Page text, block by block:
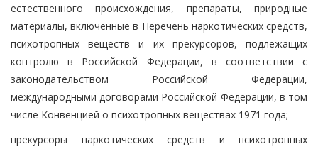
естественного происхождения, препараты, природные
материалы, включенные в Перечень наркотических средств,
психотропных веществ и их прекурсоров, подлежащих
контролю в Российской Федерации, в соответствии с
законодательством Российской Федерации,
международными договорами Российской Федерации, в том
числе Конвенцией о психотропных веществах 1971 года;
прекурсоры наркотических средств и психотропных